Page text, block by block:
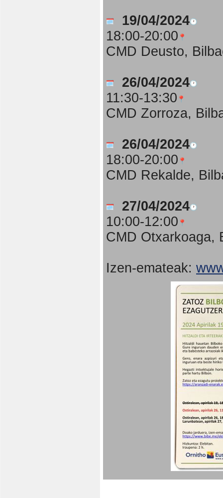
19/04/2024
18:00-20:00
CMD Deusto,
26/04/2024
11:30-13:30
CMD Zorroza,
26/04/2024
18:00-20:00
CMD Rekalde,
27/04/2024
10:00-12:00
CMD Otxarkoaga,
Izen-emateak: